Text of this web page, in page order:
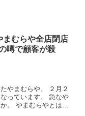
まむらや全店閉店
噂で顧客が殺
やまむらや。 ２月２
っています。 急なや
。 やまむらやとは？